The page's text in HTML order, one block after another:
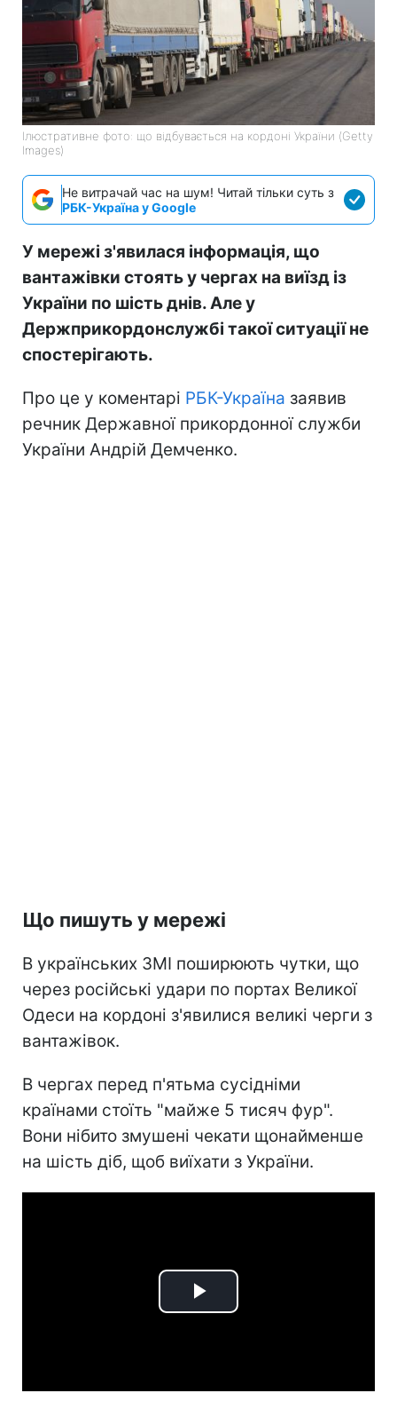
Ілюстративне фото: що відбувається на кордоні України (Getty
Images)
Не витрачай час на шум! Читай тільки суть з
РБК-Україна у Google
У мережі з'явилася інформація, що
вантажівки стоять у чергах на виїзд із
України по шість днів. Але у
Держприкордонслужбі такої ситуації не
спостерігають.
Про це у коментарі РБК-Україна заявив
речник Державної прикордонної служби
України Андрій Демченко.
Що пишуть у мережі
В українських ЗМІ поширюють чутки, що
через російські удари по портах Великої
Одеси на кордоні з'явилися великі черги з
вантажівок.
В чергах перед п'ятьма сусідніми
країнами стоїть "майже 5 тисяч фур".
Вони нібито змушені чекати щонайменше
на шість діб, щоб виїхати з України.
Play